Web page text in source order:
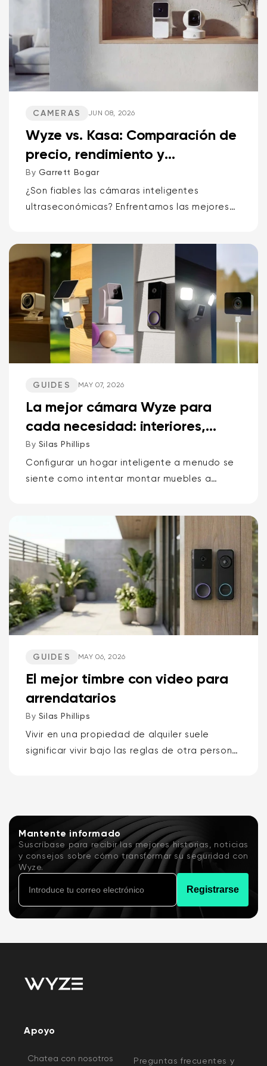
CAMERAS JUN 08, 2026
Wyze vs. Kasa: Comparación de
precio, rendimiento y
características
By Garrett Bogar
¿Son fiables las cámaras inteligentes
ultraseconómicas? Enfrentamos las mejores
Kasa. Alerta de spoiler: una marca...
GUIDES MAY 07, 2026
La mejor cámara Wyze para
cada necesidad: interiores,
exteriores, mascotas, p...
By Silas Phillips
Configurar un hogar inteligente a menudo se
siente como intentar montar muebles a
Wyze es la mejor para...
GUIDES MAY 06, 2026
El mejor timbre con video para
arrendatarios
By Silas Phillips
Vivir en una propiedad de alquiler suele
significar vivir bajo las reglas de otra persona,
Mantente informado
Suscríbase para recibir las mejores historias, noticias
y consejos sobre cómo transformar su seguridad con
Wyze.
Registrarse
Apoyo
Chatea con nosotros
Preguntas frecuentes y